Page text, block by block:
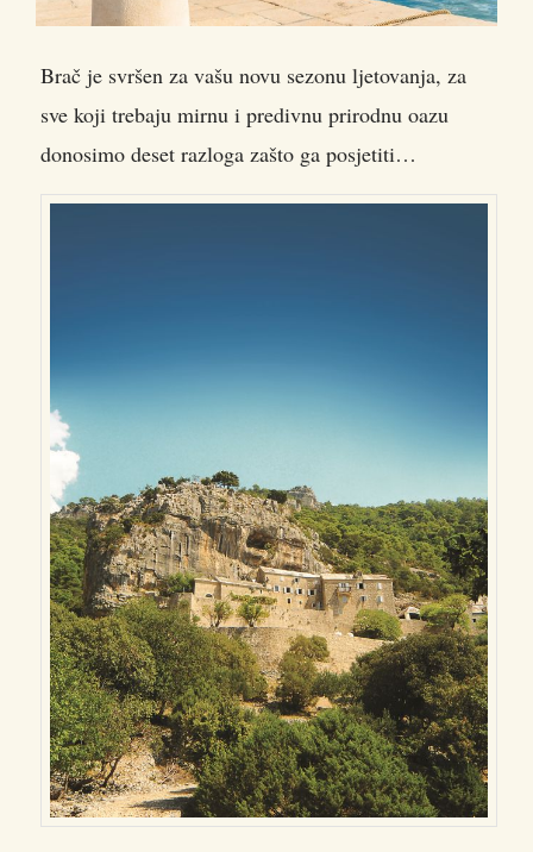
Brač je svršen za vašu novu sezonu ljetovanja, za
sve koji trebaju mirnu i predivnu prirodnu oazu
donosimo deset razloga zašto ga posjetiti…